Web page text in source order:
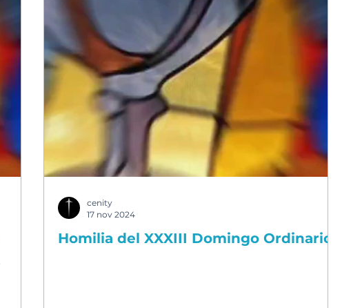
Homilia del XXXIII Domingo Ordinario
cenity
17 nov 2024